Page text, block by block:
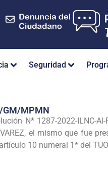
Seguridad
GM/MPMN
N* 1287-2022-ILNC-
el mismo que fue
10 numeral 1* del